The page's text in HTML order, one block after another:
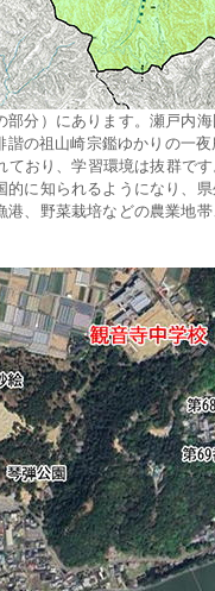
分）にあります。瀬戸内
の祖山崎宗鑑ゆかりの一
おり、学習環境は抜群で
に知られるようになり、
、野菜栽培などの農業地